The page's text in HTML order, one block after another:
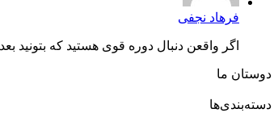
فرهاد نجفی
اگر واقعن دنبال دوره قوی هستید که بتونید
دوستان ما
دسته‌بندی‌ها